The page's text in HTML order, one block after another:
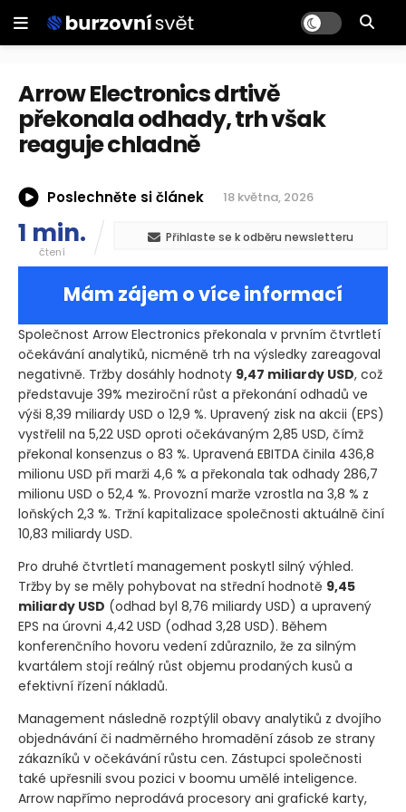
Arrow Electronics drtivě
překonala odhady, trh však
reaguje chladně
Poslechněte si článek 18 května, 2026
1 min.
čtení
Přihlaste se k odběru newsletteru
Mám zájem o více informací
Společnost Arrow Electronics překonala v prvním čtvrtletí
očekávání analytiků, nicméně trh na výsledky zareagoval
negativně. Tržby dosáhly hodnoty 9,47 miliardy USD, což
představuje 39% meziroční růst a překonání odhadů ve
výši 8,39 miliardy USD o 12,9 %. Upravený zisk na akcii (EPS)
vystřelil na 5,22 USD oproti očekávaným 2,85 USD, čímž
překonal konsenzus o 83 %. Upravená EBITDA činila 436,8
milionu USD při marži 4,6 % a překonala tak odhady 286,7
milionu USD o 52,4 %. Provozní marže vzrostla na 3,8 % z
loňských 2,3 %. Tržní kapitalizace společnosti aktuálně činí
10,83 miliardy USD.
Pro druhé čtvrtletí management poskytl silný výhled.
Tržby by se měly pohybovat na střední hodnotě 9,45
miliardy USD (odhad byl 8,76 miliardy USD) a upravený
EPS na úrovni 4,42 USD (odhad 3,28 USD). Během
konferenčního hovoru vedení zdůraznilo, že za silným
kvartálem stojí reálný růst objemu prodaných kusů a
efektivní řízení nákladů.
Management následně rozptýlil obavy analytiků z dvojího
objednávání či nadměrného hromadění zásob ze strany
zákazníků v očekávání růstu cen. Zástupci společnosti
také upřesnili svou pozici v boomu umělé inteligence.
Arrow napřímo neprodává procesory ani grafické karty,